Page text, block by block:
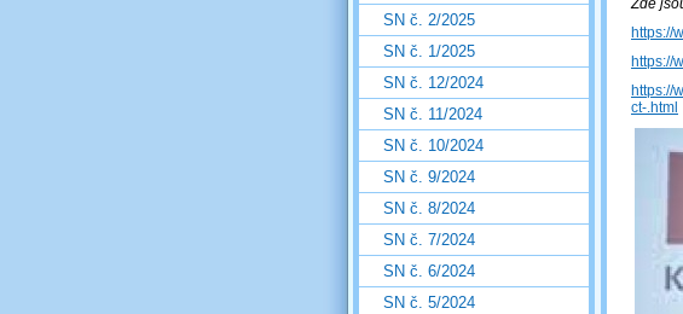
Zde
https://
https://
https://
ct-.html
SN č. 2/2025
SN č. 1/2025
SN č. 12/2024
SN č. 11/2024
SN č. 10/2024
SN č. 9/2024
SN č. 8/2024
SN č. 7/2024
SN č. 6/2024
SN č. 5/2024